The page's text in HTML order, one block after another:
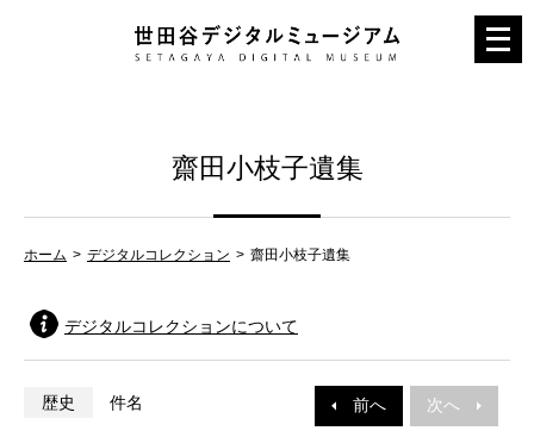
メ
ニ
齋田小枝子遺集
ホーム デジタルコレクション 齋田小枝子遺集
デジタルコレクションについて
前へ 次へ
歴史 件名